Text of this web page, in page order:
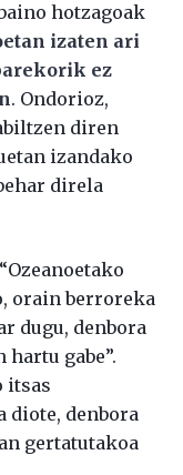
hotzagoak
izaten ari
ez
. Ondorioz,
diren
izandako
direla
orain berroreka
dugu, denbora
gabe”.
itsas
diote, denbora
gertatutakoa